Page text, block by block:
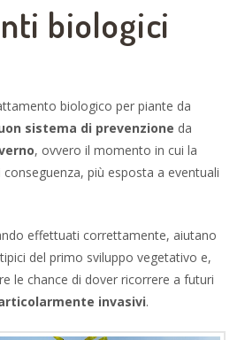
biologici
biologico per piante da
sistema di prevenzione da
, ovvero il momento in cui la
più esposta a eventuali
effettuati correttamente, aiutano
del primo sviluppo vegetativo e,
le chance di dover ricorrere a futuri
invasivi.